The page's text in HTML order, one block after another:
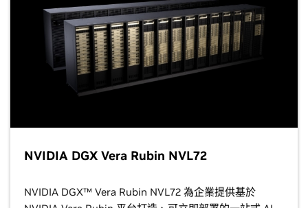
NVIDIA DGX Vera Rubin NVL72
NVIDIA DGX™ Vera Rubin NVL72 為企業提供基於